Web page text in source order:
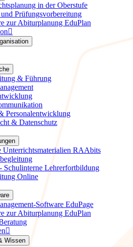
in der Oberstufe
Prüfungsvorbereitung
zur Abiturplanung EduPlan

& Führung
Personalentwicklung
& Datenschutz
Unterrichtsmaterialien RAAbits
Schulinterne Lehrerfortbildung
Online
Software EduPage
zur Abiturplanung EduPlan

Wissen